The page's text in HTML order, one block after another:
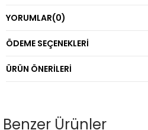
YORUMLAR(0)
ÖDEME SEÇENEKLERI
ÜRÜN ÖNERILERI
Benzer Ürünler